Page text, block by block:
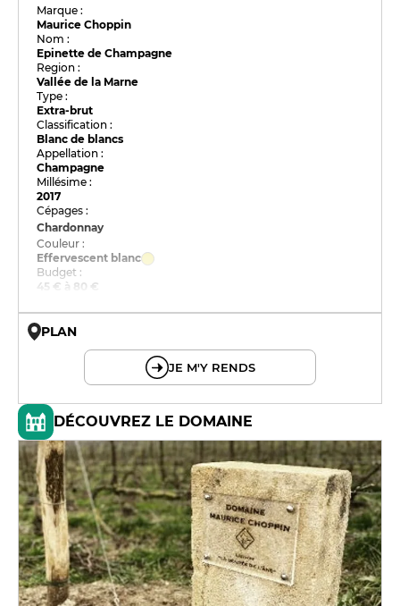
Marque :
Maurice Choppin
Nom :
Epinette de Champagne
Region :
Vallée de la Marne
Type :
Extra-brut
Classification :
Blanc de blancs
Appellation :
Champagne
Millésime :
2017
Cépages :
Chardonnay
Couleur :
Effervescent blanc
Budget :
45 € à 80 €
PLAN
JE M'Y RENDS
DÉCOUVREZ LE DOMAINE